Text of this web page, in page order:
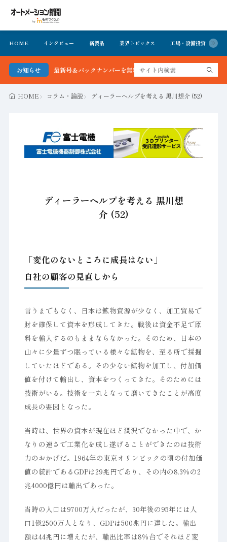
HOME インタビュー 新製品 業界トピックス 工場・設備投資
お知らせ
聞 最新号＆バックナンバーを無料で公開中 詳細はこちら
HOME コラム・論説 ディーラーヘルプを考える 黒川想介 (52)
ディーラーヘルプを考える 黒川想
介 (52)
「変化のないところに成長はない」
自社の顧客の見直しから
言うまでもなく、日本は鉱物資源が少なく、加工貿易で
財を確保して資本を形成してきた。戦後は資金不足で原
料を輸入するのもままならなかった。そのため、日本の
山々に少量ずつ眠っている様々な鉱物を、至る所で採掘
していたほどである。その少ない鉱物を加工し、付加価
値を付けて輸出し、資本をつくってきた。そのためには
技術がいる。技術を一丸となって磨いてきたことが高度
成長の要因となった。
当時は、世界の資本が現在ほど潤沢でなかった中で、か
なりの速さで工業化を成し遂げることができたのは技術
力のおかげだ。1964年の東京オリンピックの頃の付加価
値の統計であるGDPは29兆円であり、その内の8.3％の2
兆4000億円は輸出であった。
当時の人口は9700万人だったが、30年後の95年には人
口1億2500万人となり、GDPは500兆円に達した。輸出
額は44兆円に増えたが、輸出比率は8％台でそれほど変